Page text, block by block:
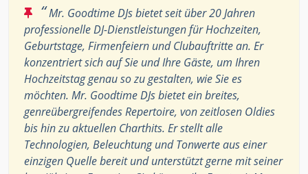
“Mr. Goodtime DJs bietet seit über 20 Jahren
professionelle DJ-Dienstleistungen für Hochzeiten,
Geburtstage, Firmenfeiern und Clubauftritte an. Er
konzentriert sich auf Sie und Ihre Gäste, um Ihren
Hochzeitstag genau so zu gestalten, wie Sie es
möchten. Mr. Goodtime DJs bietet ein breites,
genreübergreifendes Repertoire, von zeitlosen Oldies
bis hin zu aktuellen Charthits. Er stellt alle
Technologien, Beleuchtung und Tonwerte aus einer
einzigen Quelle bereit und unterstützt gerne mit seiner